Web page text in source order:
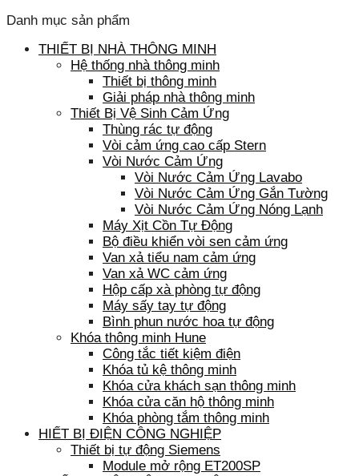
Danh mục sản phẩm
THIẾT BỊ NHÀ THÔNG MINH
Hệ thống nhà thông minh
Thiết bị thông minh
Giải pháp nhà thông minh
Thiết Bị Vệ Sinh Cảm Ứng
Thùng rác tự động
Vòi cảm ứng cao cấp Stern
Vòi Nước Cảm Ứng
Vòi Nước Cảm Ứng Lavabo
Vòi Nước Cảm Ứng Gắn Tường
Vòi Nước Cảm Ứng Nóng Lạnh
Máy Xịt Cồn Tự Động
Bộ điều khiển vòi sen cảm ứng
Van xả tiểu nam cảm ứng
Van xả WC cảm ứng
Hộp cấp xà phòng tự động
Máy sấy tay tự động
Bình phun nước hoa tự động
Khóa thông minh Hune
Công tắc tiết kiệm điện
Khóa tủ kệ thông minh
Khóa cửa khách sạn thông minh
Khóa cửa căn hộ thông minh
Khóa phòng tắm thông minh
HIẾT BỊ ĐIỆN CÔNG NGHIỆP
Thiết bị tự động Siemens
Module mở rộng ET200SP